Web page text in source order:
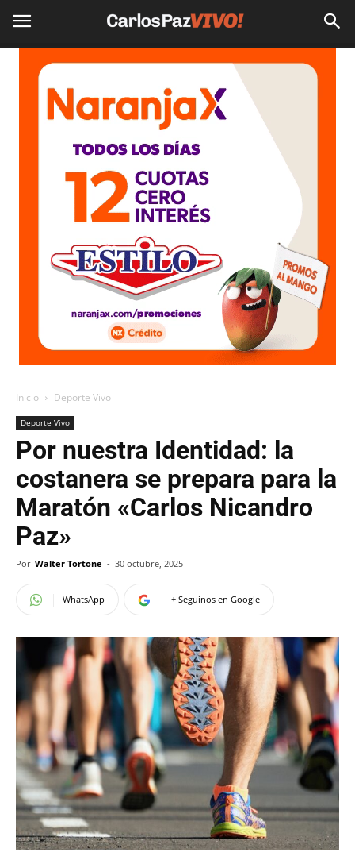
Inicio Deporte Vivo
Deporte Vivo
Por nuestra Identidad: la
costanera se prepara para la
Maratón «Carlos Nicandro
Paz»
Por Walter Tortone - 30 octubre, 2025
WhatsApp + Seguinos en Google